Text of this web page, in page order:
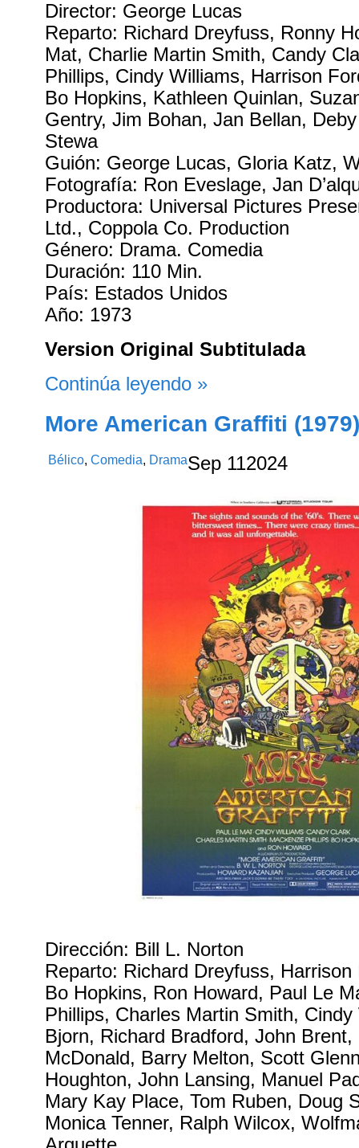
Director: George Lucas
Reparto: Richard Dreyfuss, Ronny
Mat, Charlie Martin Smith, Candy
Phillips, Cindy Williams, Harrison
Bo Hopkins, Kathleen Quinlan,
Gentry, Jim Bohan, Jan Bellan,
Stewa
Guión: George Lucas, Gloria Katz,
Fotografía: Ron Eveslage, Jan
Productora: Universal Pictures
Ltd., Coppola Co. Production
Género: Drama. Comedia
Duración: 110 Min.
País: Estados Unidos
Año: 1973
Version Original Subtitulada
Continúa leyendo »
More American Graffiti
Bélico,Comedia, DramaSep 112024
Dirección: Bill L. Norton
Reparto: Richard Dreyfuss,
Bo Hopkins, Ron Howard, Paul Le
Phillips, Charles Martin Smith,
Bjorn, Richard Bradford, John
McDonald, Barry Melton, Scott
Houghton, John Lansing, Manuel
Mary Kay Place, Tom Ruben, Doug
Monica Tenner, Ralph Wilcox,